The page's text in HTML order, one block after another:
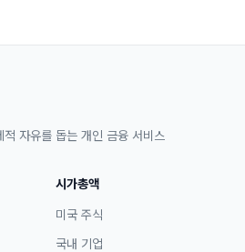
적 자유를 돕는 개인 금융 서비스
시가총액
미국 주식
국내 기업